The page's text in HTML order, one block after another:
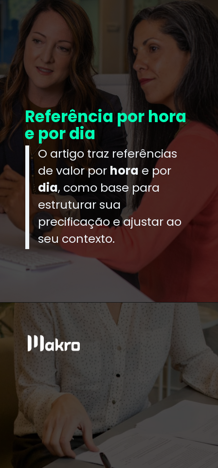
Referência por hora
e por dia
O artigo traz referências
de valor por hora e por
dia, como base para
estruturar sua
precificação e ajustar ao
seu contexto.